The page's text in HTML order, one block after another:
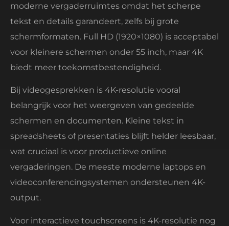
moderne vergaderruimtes omdat het scherpe
tekst en details garandeert, zelfs bij grote
schermformaten. Full HD (1920×1080) is acceptabel
voor kleinere schermen onder 55 inch, maar 4K
biedt meer toekomstbestendigheid.
Bij videogesprekken is 4K-resolutie vooral
belangrijk voor het weergeven van gedeelde
schermen en documenten. Kleine tekst in
spreadsheets of presentaties blijft helder leesbaar,
wat cruciaal is voor productieve online
vergaderingen. De meeste moderne laptops en
videoconferencingsystemen ondersteunen 4K-
output.
Voor interactieve touchscreens is 4K-resolutie nog